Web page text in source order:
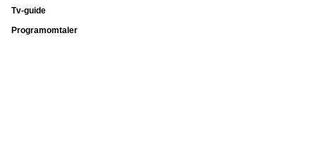
Tv-guide
Programomtaler